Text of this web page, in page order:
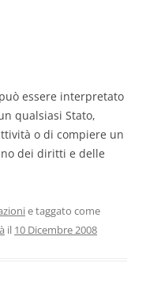
essere interpretato
qualsiasi Stato,
o di compiere un
dei diritti e delle
e taggato come
il 10 Dicembre 2008